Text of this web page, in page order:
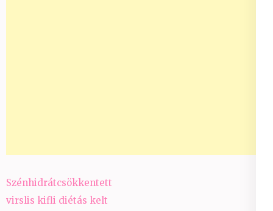
Bejegyzés
navigáció
Szénhidrátcsökkentett
virslis kifli diétás kelt